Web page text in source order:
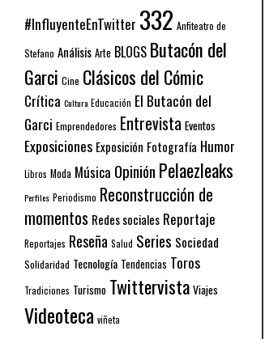
#InfluyenteEnTwitter 332 Anfiteatro de
Stefano Análisis Arte BLOGS Butacón del
Garci Cine Clásicos del Cómic
Crítica Cultura Educación El Butacón del
Garci Emprendedores Entrevista Eventos
Exposiciones Exposición Fotografía Humor
Libros Moda Música Opinión Pelaezleaks
Perfiles Periodismo Reconstrucción de
momentos Redes sociales Reportaje
Reportajes Reseña Salud Series Sociedad
Solidaridad Tecnología Tendencias Toros
Tradiciones Turismo Twittervista Viajes
Videoteca viñeta